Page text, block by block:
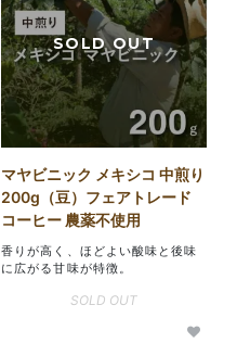
マヤビニック メキシコ 中煎り
200g（豆）フェアトレード
コーヒー 農薬不使用
香りが高く、ほどよい酸味と後味
に広がる甘味が特徴。
SOLD OUT